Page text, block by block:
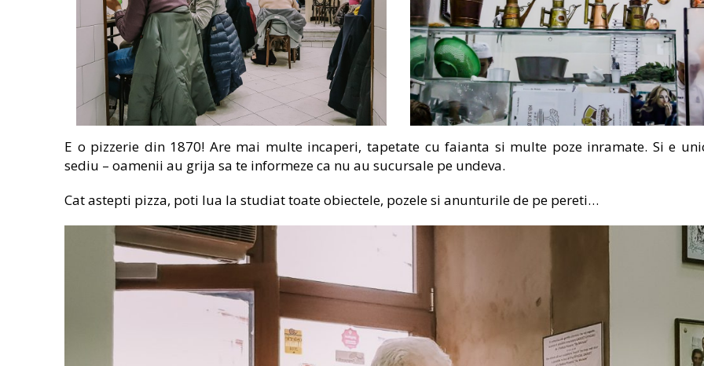
E o pizzerie din 1870! Are mai multe incaperi, tapetate cu faianta si multe poze inramate. Si e
sediu – oamenii au grija sa te informeze ca nu au sucursale pe undeva.
Cat astepti pizza, poti lua la studiat toate obiectele, pozele si anunturile de pe pereti…